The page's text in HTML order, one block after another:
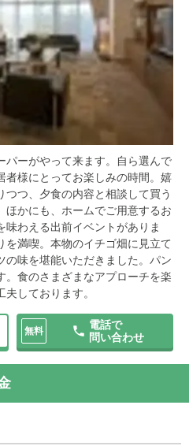
パーがやって来ます。自ら選んで
者様にとってお楽しみの時間。嬉
つつ、夕食の内容と相談して買う
ほかにも、ホームでご用意するお
わえる出前イベントがありま
満喫。本物のイチゴ畑に見立て
の味を堪能いただきました。パン
。食のさまざまなアプローチを楽
しております。
無料
電話で
問い合わせ